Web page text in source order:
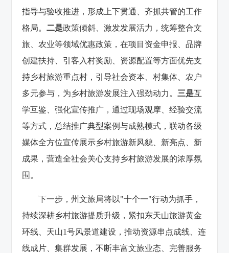
指导与验收推进，形成上下贯通、齐抓共管的工作
格局。二是政策倾斜、激发发展活力，统筹整合文
旅、农业等领域优惠政策，在项目资金申报、品牌
创建扶持、引客入村奖励、资源配置等方面优先支
持乡村旅游重点村，引导社会资本、村集体、农户
多元参与，为乡村旅游发展注入强劲动力。 三是互
学互鉴、强化宣传推广，通过现场观摩、经验交流
等方式，总结推广典型案例与成熟模式，联动各级
媒体全方位宣传展示乡村旅游新风貌、新亮点、新
成果，营造全社会关心支持乡村旅游发展的浓厚氛
围。
下一步，州文旅局将以"十个一"行动为抓手，
持续深耕乡村旅游提质升级，紧扣东天山旅游黄金
环线、天山1号风景道建设，推动资源串点成线、连
线成片、集群发展，不断丰富文旅业态、完善服务